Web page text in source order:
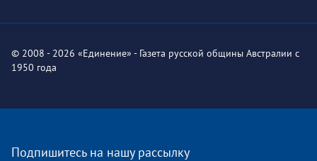
© 2008 - 2026 «Единение» - Газета русской общины Австралии с
1950 года
Подпишитесь на нашу рассылку